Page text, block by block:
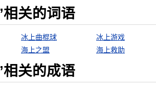
相关的词语
冰上曲棍球
冰上游戏
海上之盟 海上救助
相关的成语